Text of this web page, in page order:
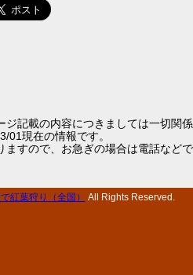
記載の内容につきましては一切関係
現在の情報です。
ますので、お急ぎの場合は電話などで
紅葉狩り（全国） All Rights Reserved.